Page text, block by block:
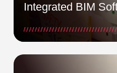
Integrated BIM